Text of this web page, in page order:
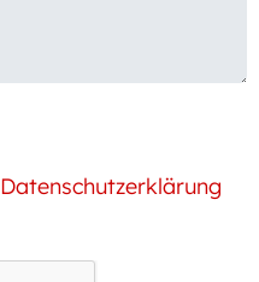
Datenschutzerklärung